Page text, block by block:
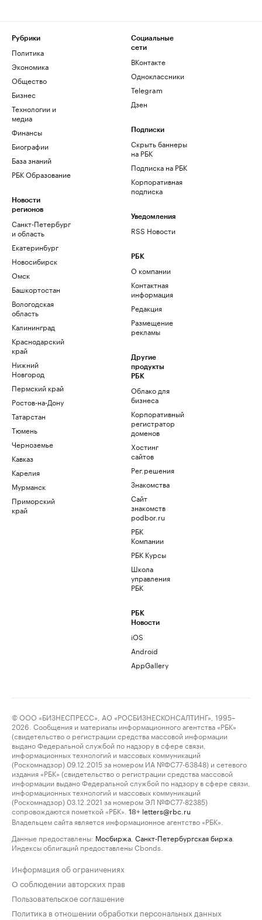
Рубрики
Политика
Экономика
Общество
Бизнес
Технологии и
медиа
Финансы
Биографии
База знаний
РБК Образование
Новости
регионов
Санкт-Петербург
и область
Екатеринбург
Новосибирск
Омск
Башкортостан
Вологодская
область
Калининград
Краснодарский
край
Нижний
Новгород
Пермский край
Ростов-на-Дону
Татарстан
Тюмень
Черноземье
Кавказ
Карелия
Мурманск
Приморский
край
Социальные
сети
ВКонтакте
Одноклассники
Telegram
Дзен
Подписки
Скрыть баннеры
на РБК
Подписка на РБК
Корпоративная
подписка
Уведомления
RSS Новости
РБК
О компании
Контактная
информация
Редакция
Размещение
рекламы
Другие
продукты
РБК
Облако для
бизнеса
Корпоративный
регистратор
доменов
Хостинг
сайтов
Рег.решения
Знакомства
Сайт
знакомств
podbor.ru
РБК
Компании
РБК Курсы
Школа
управления
РБК
РБК
Новости
iOS
Android
AppGallery
© ООО «БИЗНЕСПРЕСС», АО «РОСБИЗНЕСКОНСАЛТИНГ», 1995–
2026. Сообщения и материалы информационного агентства «РБК»
(свидетельство о регистрации средства массовой информации
выдано Федеральной службой по надзору в сфере связи,
информационных технологий и массовых коммуникаций
(Роскомнадзор) 09.12.2015 за номером ИА №ФС77-63848) и сетевого
издания «РБК» (свидетельство о регистрации средства массовой
информации выдано Федеральной службой по надзору в сфере связи,
информационных технологий и массовых коммуникаций
(Роскомнадзор) 03.12.2021 за номером ЭЛ №ФС77-82385)
сопровождаются пометкой «РБК».
18+ letters@rbc.ru
Владельцем сайта является информационное агентство «РБК».
Данные предоставлены: Мосбиржа Санкт-Петербургская биржа
Индексы облигаций предоставлены Cbonds.
Информация об ограничениях
О соблюдении авторских прав
Пользовательское соглашение
Политика в отношении обработки персональных данных